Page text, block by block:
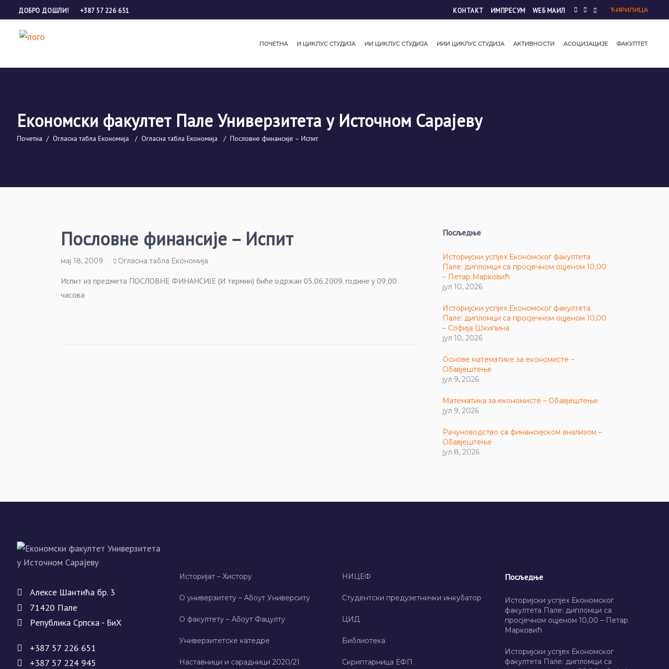
ДОБРО ДОШЛИ! +387 57 226 651 КОНТАКТ ИМПРЕСУМ WЕБ МАИЛ ЋИРИЛИЦА
ПОЧЕТНА И ЦИКЛУС СТУДИЈА ИИ ЦИКЛУС СТУДИЈА ИИИ ЦИКЛУС СТУДИЈА АКТИВНОСТИ АСОЦИЈАЦИЈЕ ФАКУЛТЕТ
Економски факултет Пале Универзитета у Источном Сарајеву
Почетна / Огласна табла Економија / Огласна табла Економија / Пословне финансије – Испит
Пословне финансије – Испит
мај 18, 2009 Огласна табла Економија
Испит из предмета ПОСЛОВНЕ ФИНАНСИЈЕ (И термин) биће одржан 05.06.2009. године у 09,00
часова
Посљедње
Историјски успјех Економског факултета
Пале: дипломци са просјечном оцјеном 10,00
– Петар Марковић
јул 10, 2026
Историјски успјех Економског факултета
Пале: дипломци са просјечном оцјеном 10,00
– Софија Шкипина
јул 10, 2026
Основе математике за економисте –
Обавјештење
јул 9, 2026
Математика за економисте – Обавјештење
јул 9, 2026
Рачуноводство са финансијском анализом –
Обавјештење
јул 8, 2026
Алeксe Шантића бр. 3
71420 Палe
Рeпублика Српска - БиХ
+387 57 226 651
+387 57 224 945
Историјат – Хисторy
О универзитету – Абоут Университy
О факултету – Абоут Фацултy
Универзитетске катедре
Наставници и сарадници 2020/21
НИЦЕФ
Студентски предузетнички инкубатор
ЦИД
Библиотека
Скриптарница ЕФП
Посљедње
Историјски успјех Економског
факултета Пале: дипломци са
просјечном оцјеном 10,00 – Петар
Марковић
Историјски успјех Економског
факултета Пале: дипломци са